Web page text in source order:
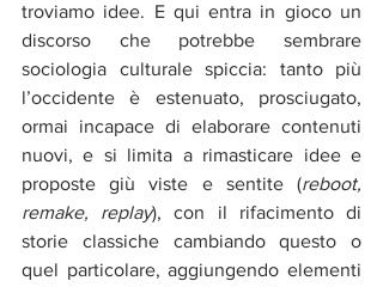
troviamo idee. E qui entra in gioco un
discorso che potrebbe sembrare
sociologia culturale spiccia: tanto più
l’occidente è estenuato, prosciugato,
ormai incapace di elaborare contenuti
nuovi, e si limita a rimasticare idee e
proposte giù viste e sentite (reboot,
remake, replay), con il rifacimento di
storie classiche cambiando questo o
quel particolare, aggiungendo elementi